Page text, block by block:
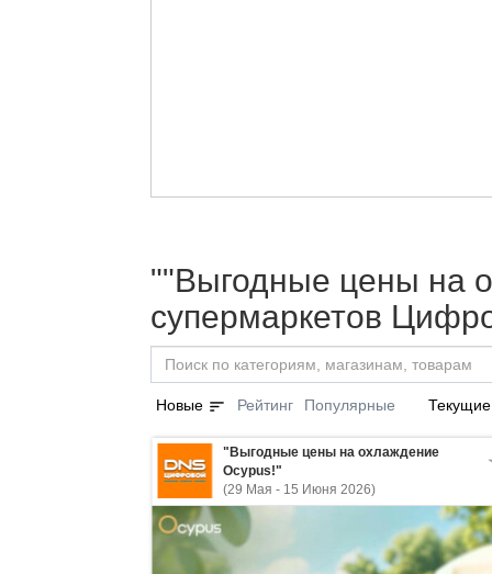
""Выгодные цены на
супермаркетов
Новые sort Рейтинг Популярные Текущие
"Выгодные цены на охлаждение
Ocypus!"
(29 Мая - 15 Июня 2026)